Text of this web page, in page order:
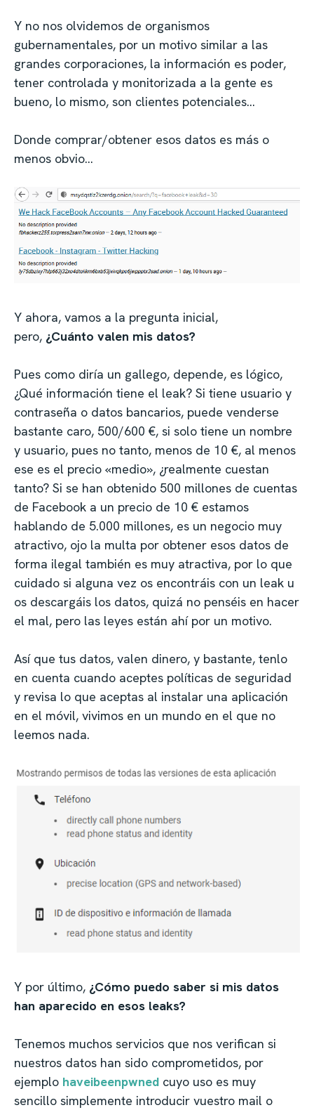
Y no nos olvidemos de organismos
gubernamentales, por un motivo similar a las
grandes corporaciones, la información es poder,
tener controlada y monitorizada a la gente es
bueno, lo mismo, son clientes potenciales…
Donde comprar/obtener esos datos es más o
menos obvio…
Y ahora, vamos a la pregunta inicial,
pero, ¿Cuánto valen mis datos?
Pues como diría un gallego, depende, es lógico,
¿Qué información tiene el leak? Si tiene usuario y
contraseña o datos bancarios, puede venderse
bastante caro, 500/600 €, si solo tiene un nombre
y usuario, pues no tanto, menos de 10 €, al menos
ese es el precio «medio», ¿realmente cuestan
tanto? Si se han obtenido 500 millones de cuentas
de Facebook a un precio de 10 € estamos
hablando de 5.000 millones, es un negocio muy
atractivo, ojo la multa por obtener esos datos de
forma ilegal también es muy atractiva, por lo que
cuidado si alguna vez os encontráis con un leak u
os descargáis los datos, quizá no penséis en hacer
el mal, pero las leyes están ahí por un motivo.
Así que tus datos, valen dinero, y bastante, tenlo
en cuenta cuando aceptes políticas de seguridad
y revisa lo que aceptas al instalar una aplicación
en el móvil, vivimos en un mundo en el que no
leemos nada.
Y por último, ¿Cómo puedo saber si mis datos
han aparecido en esos leaks?
Tenemos muchos servicios que nos verifican si
nuestros datos han sido comprometidos, por
ejemplo haveibeenpwned cuyo uso es muy
sencillo simplemente introducir vuestro mail o